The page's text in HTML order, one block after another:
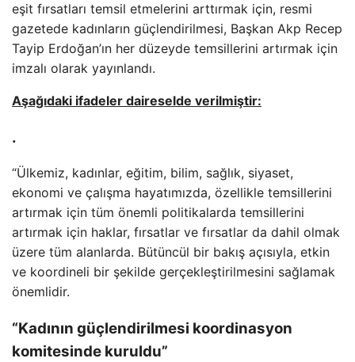
eşit fırsatları temsil etmelerini arttırmak için, resmi
gazetede kadınların güçlendirilmesi, Başkan Akp Recep
Tayip Erdoğan’ın her düzeyde temsillerini artırmak için
imzalı olarak yayınlandı.
Aşağıdaki ifadeler daireselde verilmiştir:
.
“Ülkemiz, kadınlar, eğitim, bilim, sağlık, siyaset,
ekonomi ve çalışma hayatımızda, özellikle temsillerini
artırmak için tüm önemli politikalarda temsillerini
artırmak için haklar, fırsatlar ve fırsatlar da dahil olmak
üzere tüm alanlarda. Bütüncül bir bakış açısıyla, etkin
ve koordineli bir şekilde gerçekleştirilmesini sağlamak
önemlidir.
“Kadının güçlendirilmesi koordinasyon
komitesinde kuruldu”